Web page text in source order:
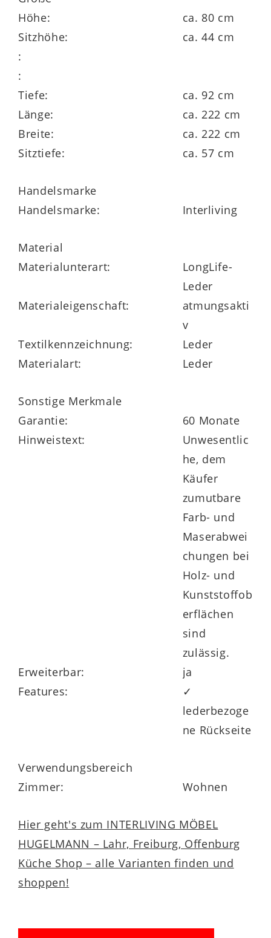
Die Interliving Sofa Serie 4004 ist ein
individuell planbares
Polsterprogramm.
Sie ermöglicht eine umfangreiche
Bezugauswahl
sechs Seitenteilvarianten mit und ohne
Funktion erhältlich.
Jeweils zwei Sitzkomforts, Sitztiefen und
preisgleich zur Wahl. Optional können Sie
komfortable und praktische
Funktionen
Zu den Highlights des trendigen
Sofaprogramms gehört die legere
Polsterung. Des Weiteren sind alle
Rückseiten im Originalstoff oder -leder
bezogen.
Die Interliving Sofa Serie 4004 trägt das
Goldene M und gewährt 5 Jahre
Herstellergarantie.
Höhe:
ca. 80 cm
Sitzhöhe:
ca. 44 cm
:
:
Tiefe:
ca. 92 cm
Länge:
ca. 222 cm
Breite:
ca. 222 cm
Sitztiefe:
ca. 57 cm
Handelsmarke
Handelsmarke:
Interliving
Material
Materialunterart:
LongLife-
Leder
Materialeigenschaft:
atmungsakti
v
Textilkennzeichnung:
Leder
Materialart:
Leder
Sonstige Merkmale
Garantie:
60 Monate
Hinweistext:
Unwesentlic
he, dem
Käufer
zumutbare
Farb- und
Maserabwei
chungen bei
Holz- und
Kunststoffob
erflächen
sind
zulässig.
Erweiterbar:
ja
Features:
✓
lederbezoge
ne Rückseite
Verwendungsbereich
Zimmer:
Wohnen
Hier geht's zum INTERLIVING MÖBEL
HUGELMANN – Lahr, Freiburg, Offenburg
Küche Shop – alle Varianten finden und
shoppen!